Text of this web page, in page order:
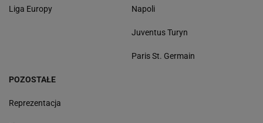
Liga Europy Napoli
Juventus Turyn
Paris St. Germain
POZOSTAŁE
Reprezentacja